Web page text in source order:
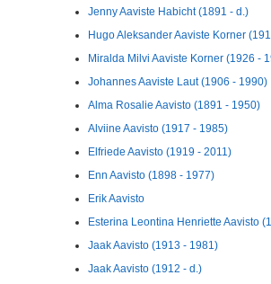
Jenny Aaviste Habicht (1891 - d.)
Hugo Aleksander Aaviste Korner
Miralda Milvi Aaviste Korner (1926 -
Johannes Aaviste Laut (1906 - 1990)
Alma Rosalie Aavisto (1891 - 1950)
Alviine Aavisto (1917 - 1985)
Elfriede Aavisto (1919 - 2011)
Enn Aavisto (1898 - 1977)
Erik Aavisto
Esterina Leontina Henriette Aavisto
Jaak Aavisto (1913 - 1981)
Jaak Aavisto (1912 - d.)